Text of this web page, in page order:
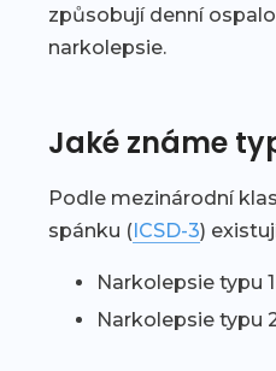
způsobují denní
narkolepsie.
Jaké známe
Podle mezinárodní
spánku (ICSD-3)
Narkolepsie typu 1
Narkolepsie typu